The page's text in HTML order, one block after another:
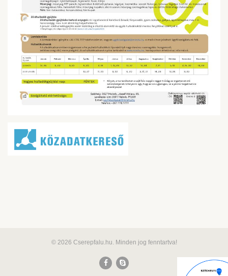
© 2026 Cserepfalu.hu. Minden jog fenntartva!